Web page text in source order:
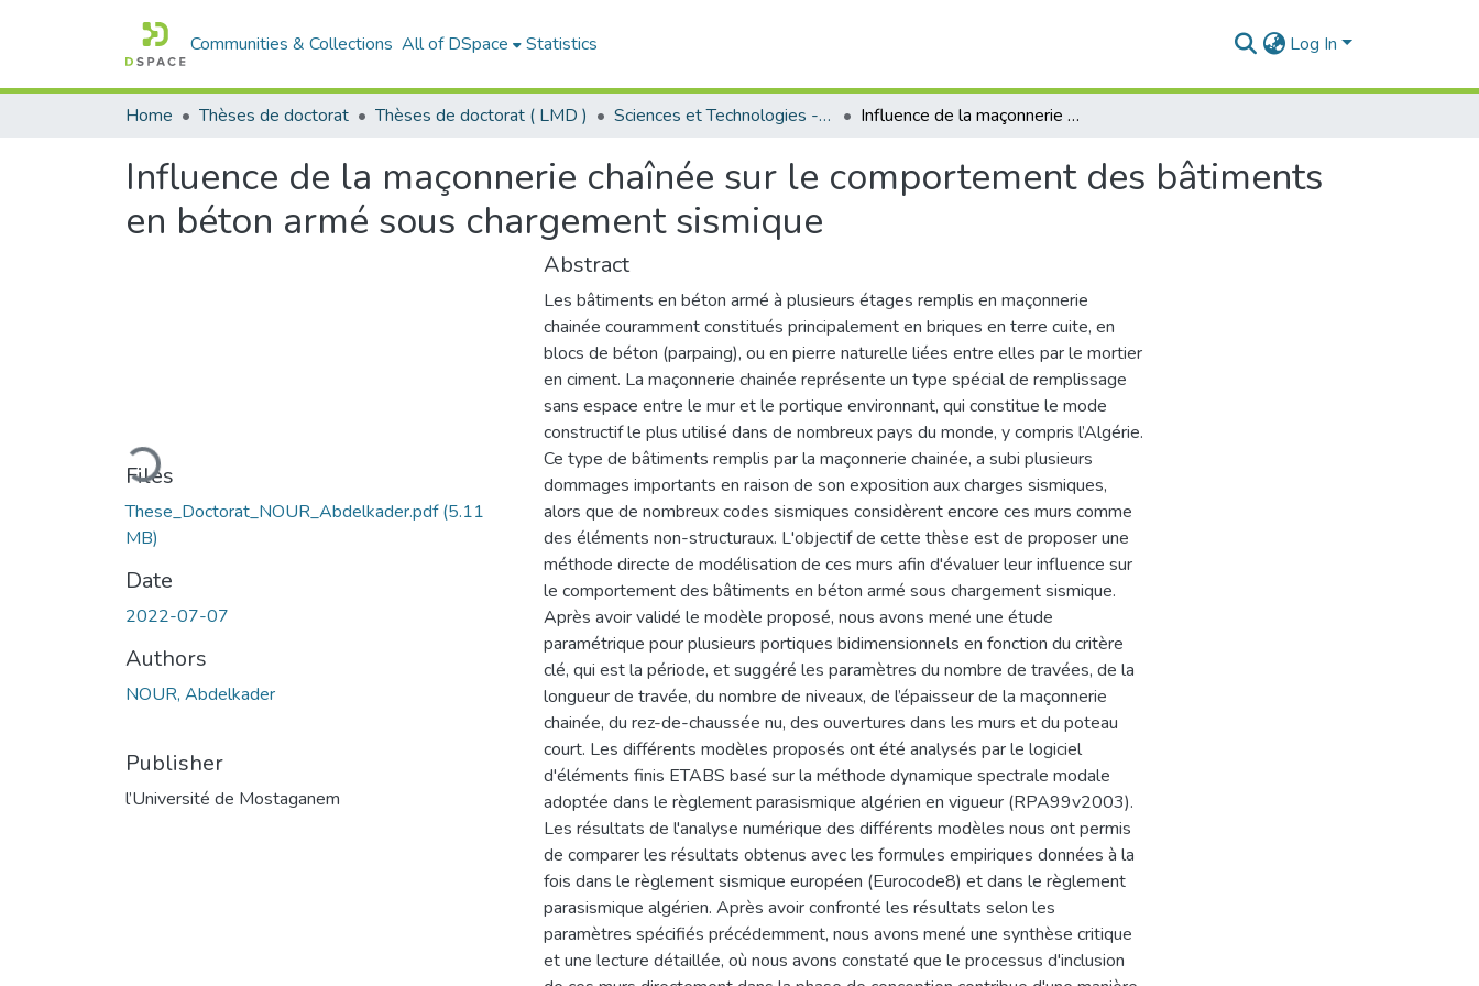
Communities & Collections All of DSpace Statistics Log In
Home Thèses de doctorat Thèses de doctorat ( LMD ) Sciences et Technologies - العلوم و التكنولوجيا Influence de la maçonnerie chaînée sur le comportement des bâtiments en béton armé sous chargement sismique
Influence de la maçonnerie chaînée sur le comportement des bâtiments
en béton armé sous chargement sismique
Loading...
Files
These_Doctorat_NOUR_Abdelkader.pdf(5.11
MB)
Date
2022-07-07
Authors
NOUR, Abdelkader
Publisher
l’Université de Mostaganem
Abstract
Les bâtiments en béton armé à plusieurs étages remplis en maçonnerie
chainée couramment constitués principalement en briques en terre cuite, en
blocs de béton (parpaing), ou en pierre naturelle liées entre elles par le mortier
en ciment. La maçonnerie chainée représente un type spécial de remplissage
sans espace entre le mur et le portique environnant, qui constitue le mode
constructif le plus utilisé dans de nombreux pays du monde, y compris l’Algérie.
Ce type de bâtiments remplis par la maçonnerie chainée, a subi plusieurs
dommages importants en raison de son exposition aux charges sismiques,
alors que de nombreux codes sismiques considèrent encore ces murs comme
des éléments non-structuraux. L'objectif de cette thèse est de proposer une
méthode directe de modélisation de ces murs afin d'évaluer leur influence sur
le comportement des bâtiments en béton armé sous chargement sismique.
Après avoir validé le modèle proposé, nous avons mené une étude
paramétrique pour plusieurs portiques bidimensionnels en fonction du critère
clé, qui est la période, et suggéré les paramètres du nombre de travées, de la
longueur de travée, du nombre de niveaux, de l’épaisseur de la maçonnerie
chainée, du rez-de-chaussée nu, des ouvertures dans les murs et du poteau
court. Les différents modèles proposés ont été analysés par le logiciel
d'éléments finis ETABS basé sur la méthode dynamique spectrale modale
adoptée dans le règlement parasismique algérien en vigueur (RPA99v2003).
Les résultats de l'analyse numérique des différents modèles nous ont permis
de comparer les résultats obtenus avec les formules empiriques données à la
fois dans le règlement sismique européen (Eurocode8) et dans le règlement
parasismique algérien. Après avoir confronté les résultats selon les
paramètres spécifiés précédemment, nous avons mené une synthèse critique
et une lecture détaillée, où nous avons constaté que le processus d'inclusion